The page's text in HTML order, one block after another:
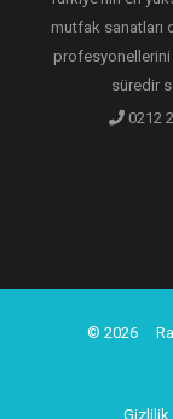
mutfak sanatları
profesyonellerini
süredir
0212
© 2026
Gizlilik